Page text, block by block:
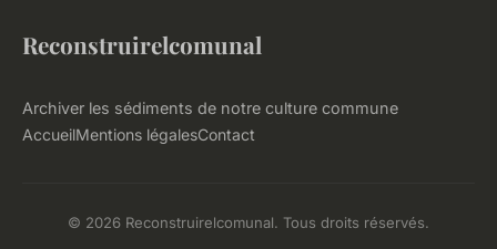
Reconstruirelcomunal
Archiver les sédiments de notre culture commune
AccueilMentions légalesContact
© 2026 Reconstruirelcomunal. Tous droits réservés.